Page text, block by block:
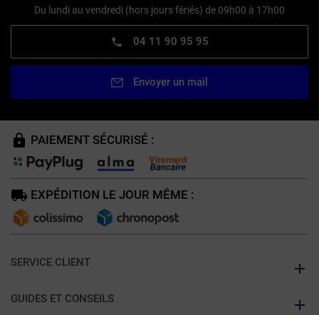
Du lundi au vendredi (hors jours fériés) de 09h00 à 17h00
04 11 90 95 95
Envoyer un mail
PAIEMENT SÉCURISÉ :
EXPÉDITION LE JOUR MÊME :
SERVICE CLIENT
GUIDES ET CONSEILS